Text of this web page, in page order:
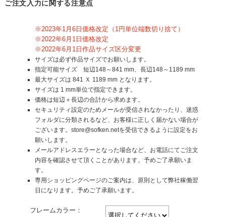
ご注文入力に関する注意点
※2023年1月6日価格改定（1円単位端数切り捨て）
※2022年6月1日価格改定
※2022年6月1日作品サイズ区分変更
サイズは必ず作品サイズでお願いします。
指定可能サイズ 短辺148～841 mm、長辺148～1189 mm
最大サイズは 841 Ｘ 1189 mm となります。
サイズは 1 mm単位で指定できます。
価格は短辺＋長辺の合計から求めます。
セキュリティ設定のためメールが受信されなかったり、迷惑
フォルダに分類されるなど、お客様に正しく届かない場合が
ございます。store@sofken.netを受信できるように設定をお
願いします。
メールアドレスエラーとなった場合など、お電話にてご注文
内容を確認させて頂くことがあります。予めご了承願いま
す。
専用ショッピングページのご案内は、原則として弊社稼働翌
日になります。予めご了承願います。
フレームカラー：